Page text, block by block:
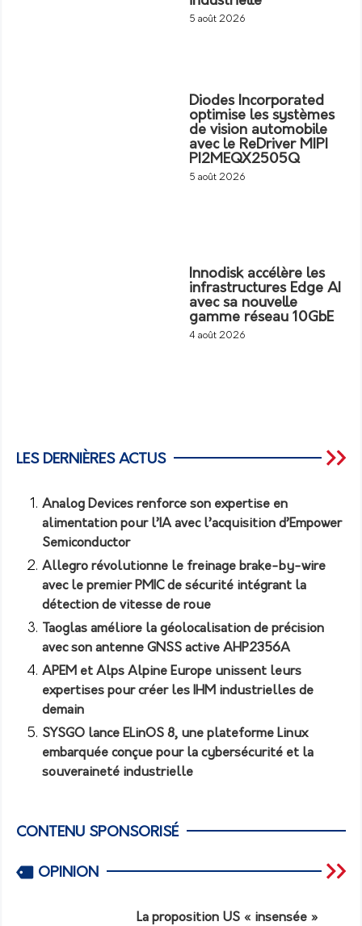
5 août 2026
Diodes Incorporated
optimise les systèmes
de vision automobile
avec le ReDriver MIPI
PI2MEQX2505Q
5 août 2026
Innodisk accélère les
infrastructures Edge AI
avec sa nouvelle
gamme réseau 10GbE
4 août 2026
LES DERNIÈRES ACTUS
Analog Devices renforce son expertise en
alimentation pour l’IA avec l’acquisition d’Empower
Semiconductor
Allegro révolutionne le freinage brake-by-wire
avec le premier PMIC de sécurité intégrant la
détection de vitesse de roue
Taoglas améliore la géolocalisation de précision
avec son antenne GNSS active AHP2356A
APEM et Alps Alpine Europe unissent leurs
expertises pour créer les IHM industrielles de
demain
SYSGO lance ELinOS 8, une plateforme Linux
embarquée conçue pour la cybersécurité et la
souveraineté industrielle
CONTENU SPONSORISÉ
OPINION
La proposition US « insensée »